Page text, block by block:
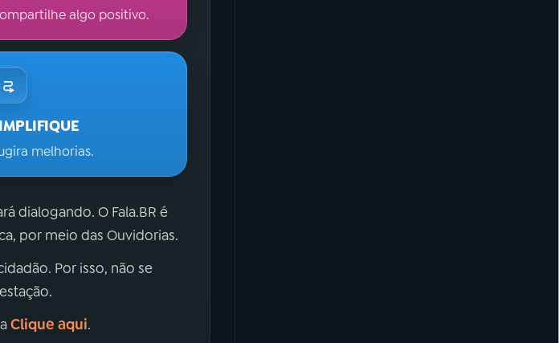
algo positivo.
melhorias.
dialogando. O Fala.BR é
por meio das Ouvidorias.
Por isso, não se
Clique aqui.